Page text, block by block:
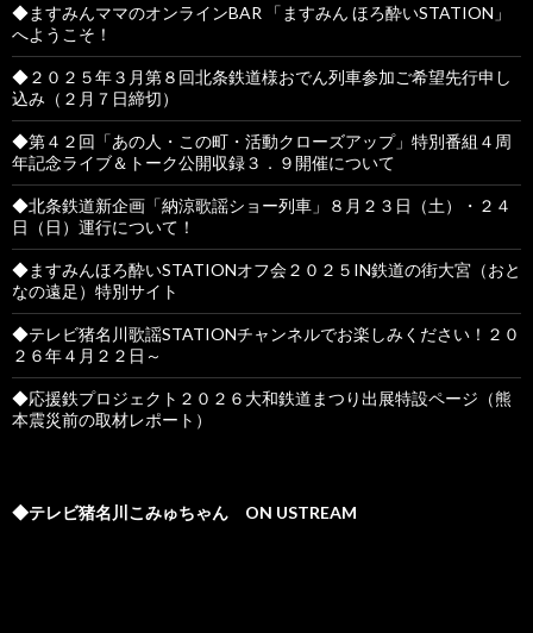
◆ますみんママのオンラインBAR 「ますみん ほろ酔いSTATION」
へようこそ！
◆２０２５年３月第８回北条鉄道様おでん列車参加ご希望先行申し
込み（２月７日締切）
◆第４２回「あの人・この町・活動クローズアップ」特別番組４周
年記念ライブ＆トーク公開収録３．９開催について
◆北条鉄道新企画「納涼歌謡ショー列車」８月２３日（土）・２４
日（日）運行について！
◆ますみんほろ酔いSTATIONオフ会２０２５IN鉄道の街大宮（おと
なの遠足）特別サイト
◆テレビ猪名川歌謡STATIONチャンネルでお楽しみください！２０
２６年４月２２日～
◆応援鉄プロジェクト２０２６大和鉄道まつり出展特設ページ（熊
本震災前の取材レポート）
◆テレビ猪名川こみゅちゃん ON USTREAM